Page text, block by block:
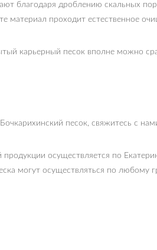
благодаря дроблению скальных
материал проходит естественное
карьерный песок вполне можно
песок, свяжитесь с
продукции осуществляется по
могут осуществляться по